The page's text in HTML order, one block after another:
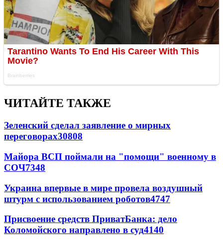
ЧИТАЙТЕ ТАКЖЕ
Зеленский сделал заявление о мирных
переговорах30808
Майора ВСП поймали на "помощи" военному в
СОЧ7348
Украина впервые в мире провела воздушный
штурм с использованием роботов4747
Присвоение средств ПриватБанка: дело
Коломойского направлено в суд4140